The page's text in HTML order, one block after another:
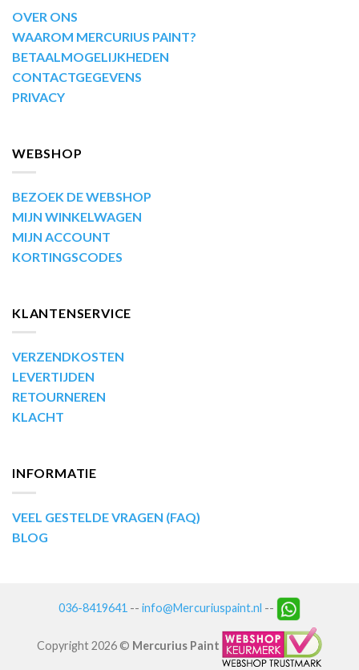
OVER ONS
WAAROM MERCURIUS PAINT?
BETAALMOGELIJKHEDEN
CONTACTGEGEVENS
PRIVACY
WEBSHOP
BEZOEK DE WEBSHOP
MIJN WINKELWAGEN
MIJN ACCOUNT
KORTINGSCODES
KLANTENSERVICE
VERZENDKOSTEN
LEVERTIJDEN
RETOURNEREN
KLACHT
INFORMATIE
VEEL GESTELDE VRAGEN (FAQ)
BLOG
036-8419641 -- info@Mercuriuspaint.nl --
Copyright 2026 © Mercurius Paint